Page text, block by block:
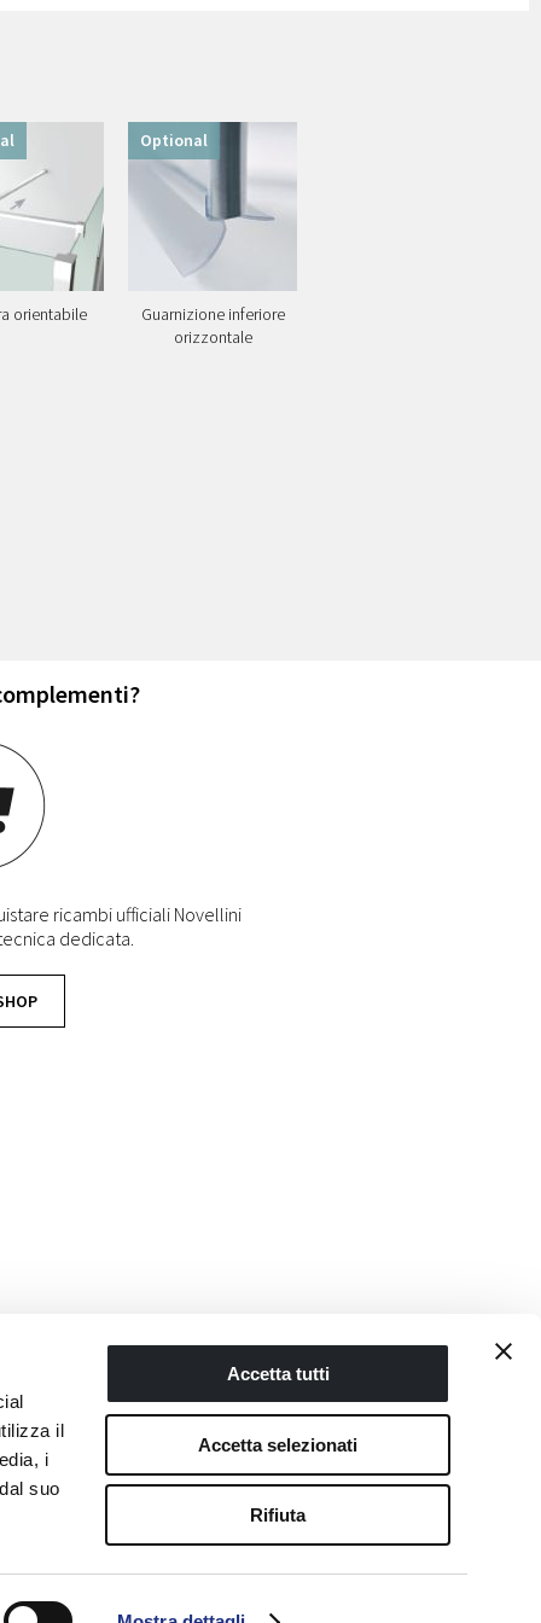
il
i
suo
Accetta tutti
Accetta selezionati
Rifiuta
orientabile
Optional
Guarnizione inferiore
orizzontale
ricambi ufficiali Novellini
dedicata.
Novellini Store